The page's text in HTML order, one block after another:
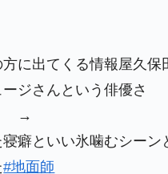
に出てくる情報屋久保
ジさんという俳優さ
癖といい氷噛むシーン
#地面師